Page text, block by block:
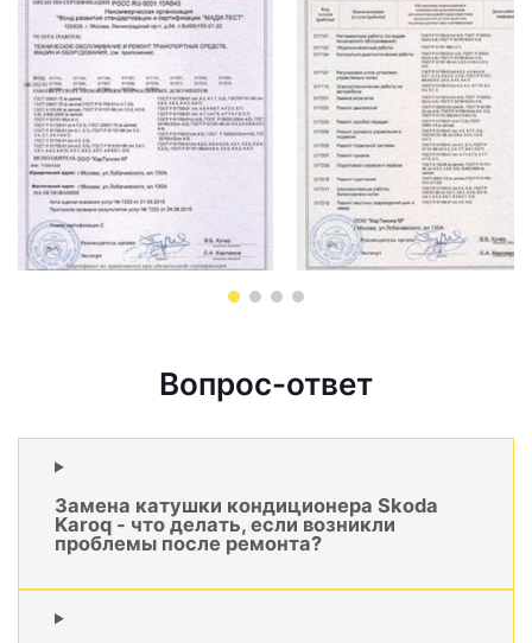
Вопрос-ответ
Замена катушки кондиционера Skoda
Karoq - что делать, если возникли
проблемы после ремонта?